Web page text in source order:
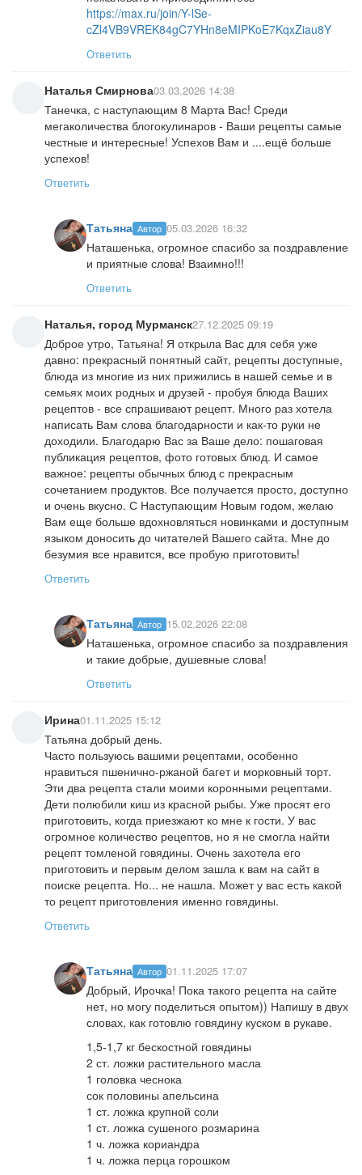
https://max.ru/join/Y-lSe-
cZl4VB9VREK84gC7YHn8eMIPKoE7KqxZiau8Y
Ответить
Наталья Смирнова03.03.2026 14:38
Танечка, с наступающим 8 Марта Вас! Среди
мегаколичества блогокулинаров - Ваши рецепты самые
честные и интересные! Успехов Вам и ....ещё больше
успехов!
Ответить
Татьяна Автор 05.03.2026 16:32
Наташенька, огромное спасибо за поздравление
и приятные слова! Взаимно!!!
Ответить
Наталья, город Мурманск27.12.2025 09:19
Доброе утро, Татьяна! Я открыла Вас для себя уже
давно: прекрасный понятный сайт, рецепты доступные,
блюда из многие из них прижились в нашей семье и в
семьях моих родных и друзей - пробуя блюда Ваших
рецептов - все спрашивают рецепт. Много раз хотела
написать Вам слова благодарности и как-то руки не
доходили. Благодарю Вас за Ваше дело: пошаговая
публикация рецептов, фото готовых блюд. И самое
важное: рецепты обычных блюд с прекрасным
сочетанием продуктов. Все получается просто, доступно
и очень вкусно. С Наступающим Новым годом, желаю
Вам еще больше вдохновляться новинками и доступным
языком доносить до читателей Вашего сайта. Мне до
безумия все нравится, все пробую приготовить!
Ответить
Татьяна Автор 15.02.2026 22:08
Наташенька, огромное спасибо за поздравления
и такие добрые, душевные слова!
Ответить
Ирина01.11.2025 15:12
Татьяна добрый день.
Часто пользуюсь вашими рецептами, особенно
нравиться пшенично-ржаной багет и морковный торт.
Эти два рецепта стали моими коронными рецептами.
Дети полюбили киш из красной рыбы. Уже просят его
приготовить, когда приезжают ко мне к гости. У вас
огромное количество рецептов, но я не смогла найти
рецепт томленой говядины. Очень захотела его
приготовить и первым делом зашла к вам на сайт в
поиске рецепта. Но... не нашла. Может у вас есть какой
то рецепт приготовления именно говядины.
Ответить
Татьяна Автор 01.11.2025 17:07
Добрый, Ирочка! Пока такого рецепта на сайте
нет, но могу поделиться опытом)) Напишу в двух
словах, как готовлю говядину куском в рукаве.
1,5-1,7 кг бескостной говядины
2 ст. ложки растительного масла
1 головка чеснока
сок половины апельсина
1 ст. ложка крупной соли
1 ст. ложка сушеного розмарина
1 ч. ложка кориандра
1 ч. ложка перца горошком